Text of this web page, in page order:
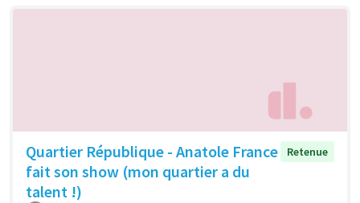
Quartier République - Anatole France
fait son show (mon quartier a du
talent !)
Retenue